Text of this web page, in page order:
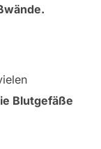
Blutgefäße